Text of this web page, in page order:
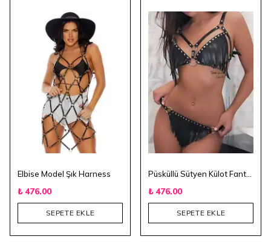
Elbise Model Şık Harness
₺ 476.00
SEPETE EKLE
₺ 476.00
SEPETE EKLE